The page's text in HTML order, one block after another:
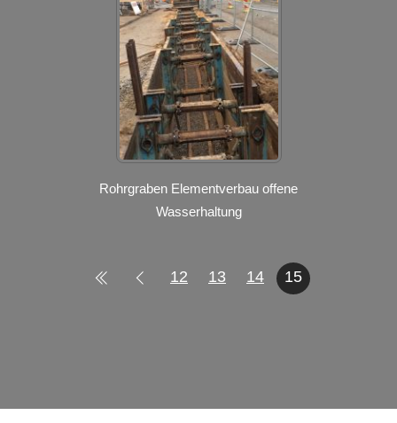
Rohrgraben Elementverbau offene
Wasserhaltung
12 13 14 15